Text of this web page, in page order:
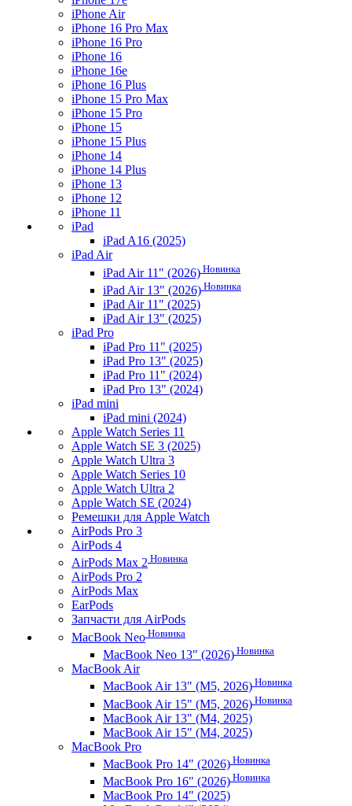
iPhone Air
iPhone 16 Pro Max
iPhone 16 Pro
iPhone 16
iPhone 16e
iPhone 16 Plus
iPhone 15 Pro Max
iPhone 15 Pro
iPhone 15
iPhone 15 Plus
iPhone 14
iPhone 14 Plus
iPhone 13
iPhone 12
iPhone 11
iPad
iPad A16 (2025)
iPad Air
iPad Air 11" (2026) Новинка
iPad Air 13" (2026) Новинка
iPad Air 11" (2025)
iPad Air 13" (2025)
iPad Pro
iPad Pro 11" (2025)
iPad Pro 13" (2025)
iPad Pro 11" (2024)
iPad Pro 13" (2024)
iPad mini
iPad mini (2024)
Apple Watch Series 11
Apple Watch SE 3 (2025)
Apple Watch Ultra 3
Apple Watch Series 10
Apple Watch Ultra 2
Apple Watch SE (2024)
Ремешки для Apple Watch
AirPods Pro 3
AirPods 4
AirPods Max 2 Новинка
AirPods Pro 2
AirPods Max
EarPods
Запчасти для AirPods
MacBook Neo Новинка
MacBook Neo 13" (2026) Новинка
MacBook Air
MacBook Air 13" (M5, 2026) Новинка
MacBook Air 15" (M5, 2026) Новинка
MacBook Air 13" (M4, 2025)
MacBook Air 15" (M4, 2025)
MacBook Pro
MacBook Pro 14" (2026) Новинка
MacBook Pro 16" (2026) Новинка
MacBook Pro 14" (2025)